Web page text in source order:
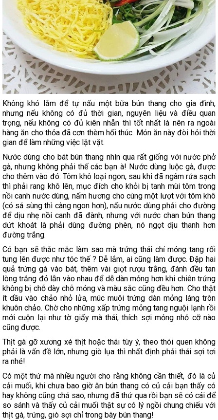
Không khó lắm để tự nấu một bữa bún thang cho gia đình,
nhưng nếu không có đủ thời gian, nguyên liệu và điều quan
trọng, nếu không có đủ kiên nhẫn thì tốt nhất là nên ra ngoài
hàng ăn cho thỏa đã cơn thèm hối thúc. Món ăn này đòi hỏi thời
gian để làm những việc lặt vặt.
Nước dùng cho bát bún thang nhìn qua rất giống với nước phở
gà, nhưng không phải thế các bạn à! Nước dùng luộc gà, được
cho thêm vào đó: Tôm khô loại ngon, sau khi đã ngâm rửa sạch
thì phải rang khô lên, mục đích cho khỏi bị tanh mùi tôm trong
nồi canh nước dùng, nấm hương cho cùng một lượt với tôm khô
(có sá sùng thì càng ngon hơn), nấu nước dùng phải cho đường
để dịu nhẹ nồi canh đã đành, nhưng với nước chan bún thang
dứt khoát là phải dùng đường phèn, nó ngọt dịu thanh hơn
đường trắng.
Có bạn sẽ thắc mắc làm sao mà trứng thái chỉ mỏng tang rối
tung lên được như tóc thế ? Dễ lắm, ai cũng làm được. Đập hai
quả trứng gà vào bát, thêm vài giọt rượu trắng, đánh đều tan
lòng trắng đỏ lẫn vào nhau để dễ dàn mỏng hơn khi chiên trứng
không bị chỗ dày chỗ mỏng và màu sắc cũng đều hơn. Cho thật
ít dầu vào chảo nhỏ lửa, múc muôi trứng dàn mỏng láng tròn
khuôn chảo. Chờ cho những xấp trứng mỏng tang nguội lạnh rồi
mới cuộn lại như tờ giấy mà thái, thích sợi mỏng nhỏ cỡ nào
cũng được.
Thịt gà gỡ xương xé thịt hoặc thái tùy ý, theo thói quen không
phải là vấn đề lớn, nhưng giò lụa thì nhất định phải thái sợi tơi
ra nhé!
Có một thứ mà nhiều người cho rằng không cần thiết, đó là củ
cải muối, khi chưa bao giờ ăn bún thang có củ cải bạn thấy có
hay không cũng chả sao, nhưng đã thử qua rồi bạn sẽ có cái để
so sánh và thấy củ cải muối thật sự có lý ngồi chung chiếu với
thịt gà, trứng, giò sợi chỉ trong bày bún thang!